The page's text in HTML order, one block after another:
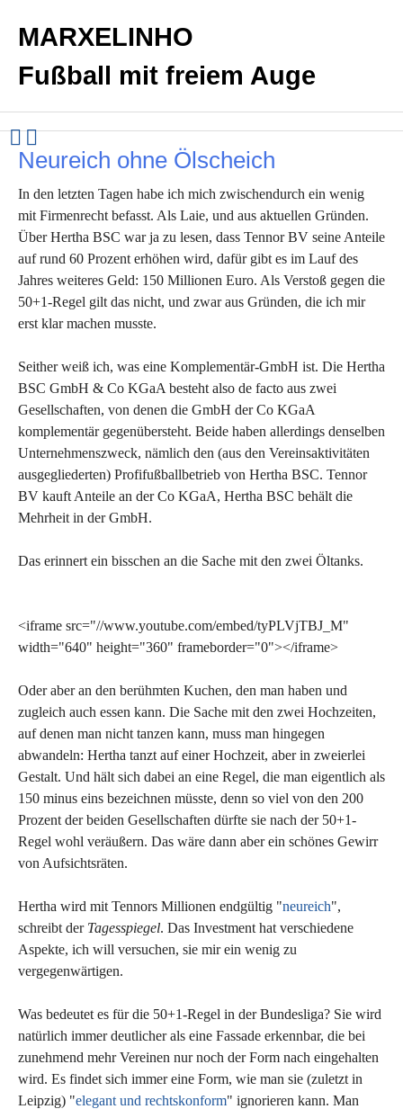
MARXELINHO
Fußball mit freiem Auge
Neureich ohne Ölscheich
In den letzten Tagen habe ich mich zwischendurch ein wenig
mit Firmenrecht befasst. Als Laie, und aus aktuellen Gründen.
Über Hertha BSC war ja zu lesen, dass Tennor BV seine Anteile
auf rund 60 Prozent erhöhen wird, dafür gibt es im Lauf des
Jahres weiteres Geld: 150 Millionen Euro. Als Verstoß gegen die
50+1-Regel gilt das nicht, und zwar aus Gründen, die ich mir
erst klar machen musste.
Seither weiß ich, was eine Komplementär-GmbH ist. Die Hertha
BSC GmbH & Co KGaA besteht also de facto aus zwei
Gesellschaften, von denen die GmbH der Co KGaA
komplementär gegenübersteht. Beide haben allerdings denselben
Unternehmenszweck, nämlich den (aus den Vereinsaktivitäten
ausgegliederten) Profifußballbetrieb von Hertha BSC. Tennor
BV kauft Anteile an der Co KGaA, Hertha BSC behält die
Mehrheit in der GmbH.
Das erinnert ein bisschen an die Sache mit den zwei Öltanks.
<iframe src="//www.youtube.com/embed/tyPLVjTBJ_M"
width="640" height="360" frameborder="0"></iframe>
Oder aber an den berühmten Kuchen, den man haben und
zugleich auch essen kann. Die Sache mit den zwei Hochzeiten,
auf denen man nicht tanzen kann, muss man hingegen
abwandeln: Hertha tanzt auf einer Hochzeit, aber in zweierlei
Gestalt. Und hält sich dabei an eine Regel, die man eigentlich als
150 minus eins bezeichnen müsste, denn so viel von den 200
Prozent der beiden Gesellschaften dürfte sie nach der 50+1-
Regel wohl veräußern. Das wäre dann aber ein schönes Gewirr
von Aufsichtsräten.
Hertha wird mit Tennors Millionen endgültig "neureich",
schreibt der Tagesspiegel. Das Investment hat verschiedene
Aspekte, ich will versuchen, sie mir ein wenig zu
vergegenwärtigen.
Was bedeutet es für die 50+1-Regel in der Bundesliga? Sie wird
natürlich immer deutlicher als eine Fassade erkennbar, die bei
zunehmend mehr Vereinen nur noch der Form nach eingehalten
wird. Es findet sich immer eine Form, wie man sie (zuletzt in
Leipzig) "elegant und rechtskonform" ignorieren kann. Man